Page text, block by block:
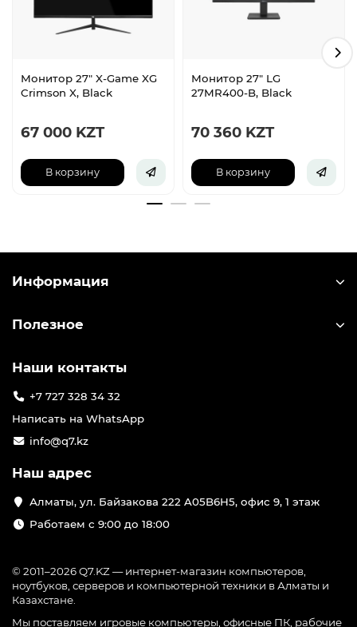
Монитор 27" X-Game XG
Crimson X, Black
67 000 KZT
В корзину
Монитор 27" LG
27MR400-B, Black
70 360 KZT
В корзину
Информация
Полезное
Наши контакты
+7 727 328 34 32
Написать на WhatsApp
info@q7.kz
Наш адрес
Алматы, ул. Байзакова 222 A05B6H5, офис 9, 1 этаж
Работаем с 9:00 до 18:00
© 2011–2026 Q7.KZ — интернет-магазин компьютеров,
ноутбуков, серверов и компьютерной техники в Алматы и
Казахстане.
Мы поставляем игровые компьютеры, офисные ПК, рабочие